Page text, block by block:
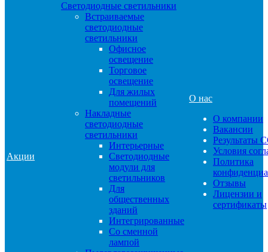
Акции
Светодиодные светильники
Встраиваемые
светодиодные
светильники
Офисное
освещение
Торговое
освещение
Для жилых
помещений
Накладные
светодиодные
светильники
Интерьерные
Светодиодные
модули для
светильников
Для
общественных
зданий
Интегрированные
Со сменной
лампой
О нас
О компании
Вакансии
Результаты
Условия
Политика
Отзывы
Лицензии и
сертификаты